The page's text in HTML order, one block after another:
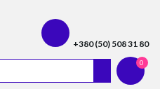
+380 (50) 508 31 80
0